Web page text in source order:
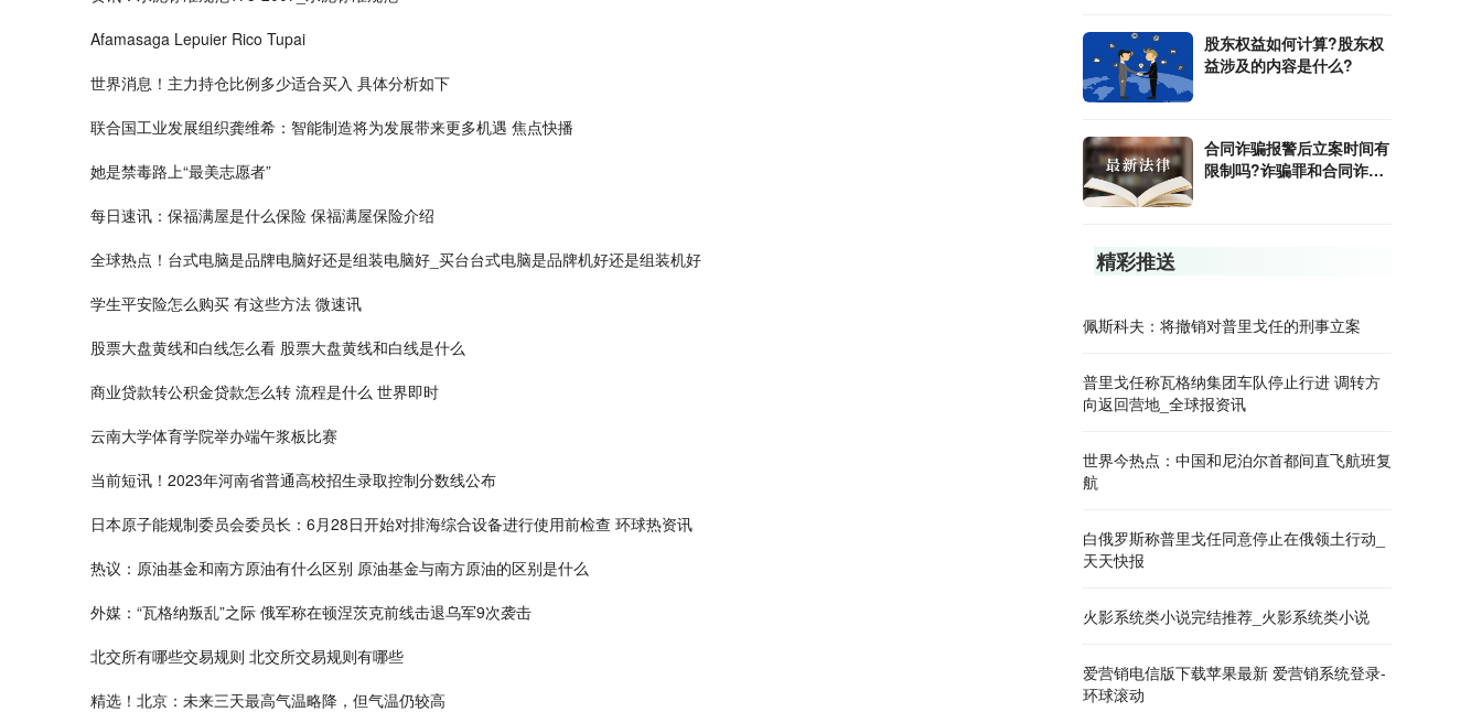
Afamasaga Lepuier Rico Tupai
世界消息！主力持仓比例多少适合买入 具体分析如下
联合国工业发展组织龚维希：智能制造将为发展带来更多机遇 焦点快播
她是禁毒路上“最美志愿者”
每日速讯：保福满屋是什么保险 保福满屋保险介绍
全球热点！台式电脑是品牌电脑好还是组装电脑好_买台台式电脑是品牌机好还是组装机好
学生平安险怎么购买 有这些方法 微速讯
股票大盘黄线和白线怎么看 股票大盘黄线和白线是什么
商业贷款转公积金贷款怎么转 流程是什么 世界即时
云南大学体育学院举办端午浆板比赛
当前短讯！2023年河南省普通高校招生录取控制分数线公布
日本原子能规制委员会委员长：6月28日开始对排海综合设备进行使用前检查 环球热资讯
热议：原油基金和南方原油有什么区别 原油基金与南方原油的区别是什么
外媒：“瓦格纳叛乱”之际 俄军称在顿涅茨克前线击退乌军9次袭击
北交所有哪些交易规则 北交所交易规则有哪些
精选！北京：未来三天最高气温略降，但气温仍较高
股东权益如何计算?股东权
益涉及的内容是什么?
合同诈骗报警后立案时间有
限制吗?诈骗罪和合同诈骗
精彩推送
佩斯科夫：将撤销对普里戈任的刑事立案
普里戈任称瓦格纳集团车队停止行进 调转方
向返回营地_全球报资讯
世界今热点：中国和尼泊尔首都间直飞航班复
航
白俄罗斯称普里戈任同意停止在俄领土行动_
天天快报
火影系统类小说完结推荐_火影系统类小说
爱营销电信版下载苹果最新 爱营销系统登录-
环球滚动